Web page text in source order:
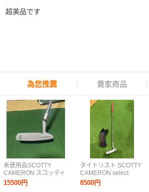
超美品です
為您推薦 賣家商品
未使用品SCOTTY
CAMERON スコッティ
キャメロン パター
Lucky Clover SELECT
15500円
タイトリスト SCOTTY
CAMERON select
NEWPORT 33インチ
パター PT
8500円